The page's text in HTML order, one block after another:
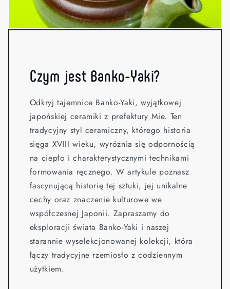
Czym jest Banko-Yaki?
Odkryj tajemnice Banko-Yaki, wyjątkowej
japońskiej ceramiki z prefektury Mie. Ten
tradycyjny styl ceramiczny, którego historia
sięga XVIII wieku, wyróżnia się odpornością
na ciepło i charakterystycznymi technikami
formowania ręcznego. W artykule poznasz
fascynującą historię tej sztuki, jej unikalne
cechy oraz znaczenie kulturowe we
współczesnej Japonii. Zapraszamy do
eksploracji świata Banko-Yaki i naszej
starannie wyselekcjonowanej kolekcji, która
łączy tradycyjne rzemiosło z codziennym
użytkiem.